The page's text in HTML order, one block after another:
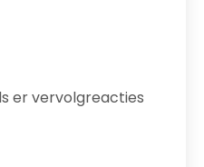
er vervolgreacties